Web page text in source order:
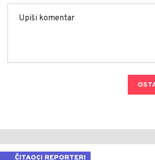
ČITAOCI REPORTERI